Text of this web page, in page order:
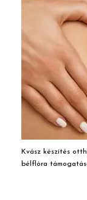
Kvász készítés
bélflóra